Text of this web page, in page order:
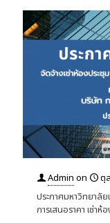
Admin on
ตุ
ประกาศมหาวิทยาลั
การเสนอราคา เช่า